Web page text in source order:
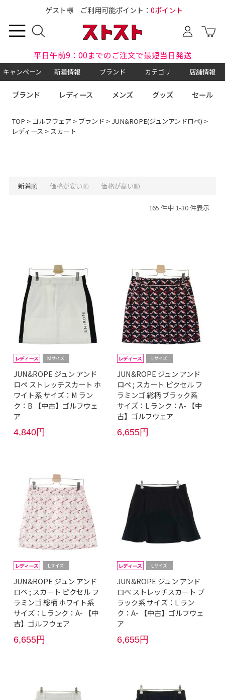
ゲスト様 ご利用可能ポイント： 0ポイント
平日午前9：00までのご注文で最短当日発送
キャンペーン 新着情報 ブランド カテゴリ 店舗情報
ブランド レディース メンズ グッズ セール
TOP > ゴルフウェア > ブランド > JUN&ROPE(ジュンアンドロペ) >
レディース > スカート
新着順 価格が安い順 価格が高い順
165 件中 1-30 件表示
JUN&ROPE ジュン アンド
ロペ ストレッチスカート ホ
ワイト系 サイズ：M ラン
ク：B 【中古】ゴルフウェ
ア
4,840円
JUN&ROPE ジュン アンド
ロペ ; スカート ピクセル フ
ラミンゴ 総柄 ブラック系
サイズ：L ランク：A- 【中
古】ゴルフウェア
6,655円
JUN&ROPE ジュン アンド
ロペ ; スカート ピクセル フ
ラミンゴ 総柄 ホワイト系
サイズ：L ランク：A- 【中
古】ゴルフウェア
6,655円
JUN&ROPE ジュン アンド
ロペ ストレッチスカート ブ
ラック系 サイズ：L ラン
ク：A- 【中古】ゴルフウェ
ア
6,655円